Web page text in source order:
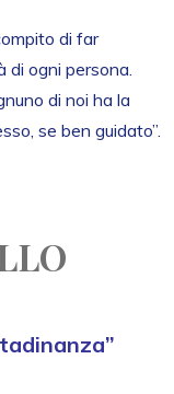
di far
di ogni persona.
di noi ha la
se ben guidato”.